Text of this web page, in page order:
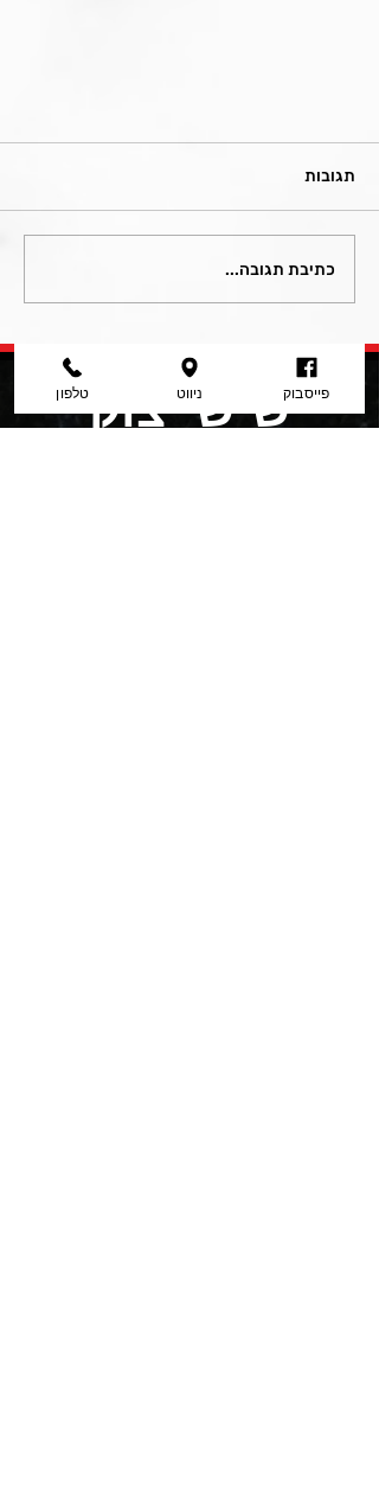
אמבטיה לרחיצת תינוקות
תגובות
כתיבת תגובה...
שיש יצוקטלפון ניווט פייסבוק